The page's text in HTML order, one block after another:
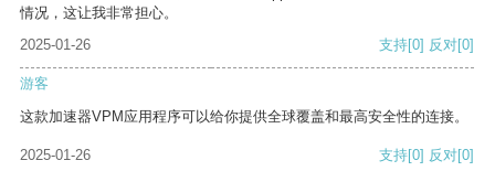
情况，这让我非常担心。
2025-01-26
支持[0] 反对[0]
游客
这款加速器VPM应用程序可以给你提供全球覆盖和最高安全性的连接。
2025-01-26 支持[0] 反对[0]